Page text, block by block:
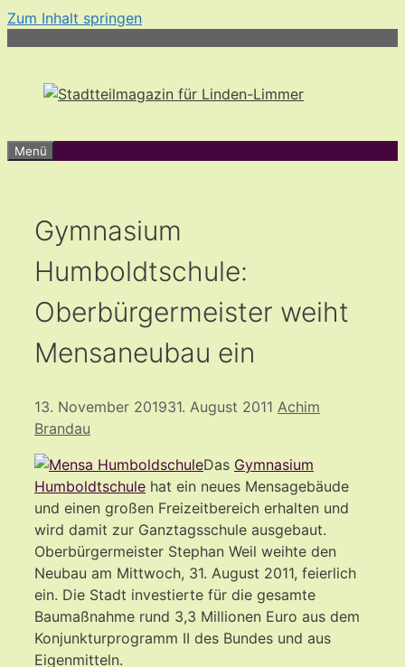
Zum Inhalt springen
Menü
Gymnasium
Humboldtschule:
Oberbürgermeister weiht
Mensaneubau ein
13. November 201931. August 2011 Achim
Brandau
Das Gymnasium
Humboldtschule hat ein neues Mensagebäude
und einen großen Freizeitbereich erhalten und
wird damit zur Ganztagsschule ausgebaut.
Oberbürgermeister Stephan Weil weihte den
Neubau am Mittwoch, 31. August 2011, feierlich
ein. Die Stadt investierte für die gesamte
Baumaßnahme rund 3,3 Millionen Euro aus dem
Konjunkturprogramm II des Bundes und aus
Eigenmitteln.